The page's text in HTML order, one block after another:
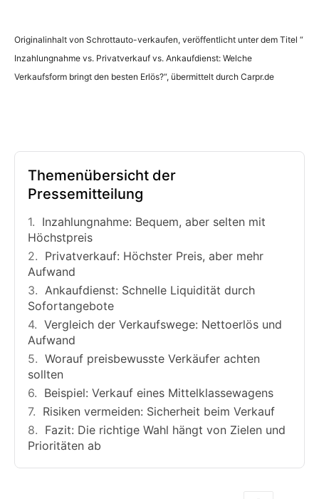
Originalinhalt von Schrottauto-verkaufen, veröffentlicht unter dem Titel “
Inzahlungnahme vs. Privatverkauf vs. Ankaufdienst: Welche
Verkaufsform bringt den besten Erlös?“, übermittelt durch Carpr.de
Themenübersicht der
Pressemitteilung
Inzahlungnahme: Bequem, aber selten mit
Höchstpreis
Privatverkauf: Höchster Preis, aber mehr
Aufwand
Ankaufdienst: Schnelle Liquidität durch
Sofortangebote
Vergleich der Verkaufswege: Nettoerlös und
Aufwand
Worauf preisbewusste Verkäufer achten
sollten
Beispiel: Verkauf eines Mittelklassewagens
Risiken vermeiden: Sicherheit beim Verkauf
Fazit: Die richtige Wahl hängt von Zielen und
Prioritäten ab